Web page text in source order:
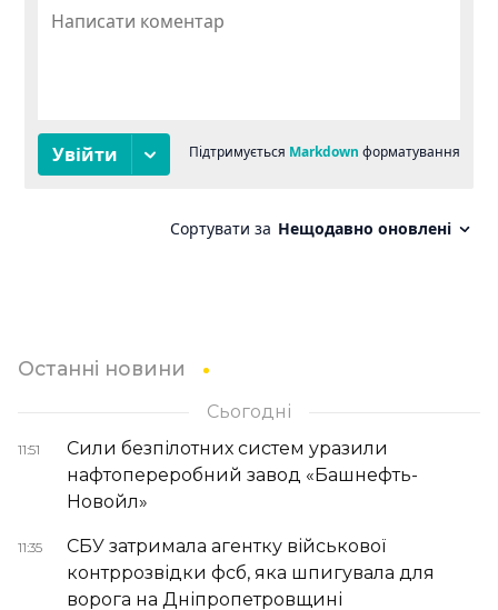
Останні новини
Сьогодні
11:51
Сили безпілотних систем уразили
нафтопереробний завод «Башнефть-
Новойл»
11:35
СБУ затримала агентку військової
контррозвідки фсб, яка шпигувала для
ворога на Дніпропетровщині